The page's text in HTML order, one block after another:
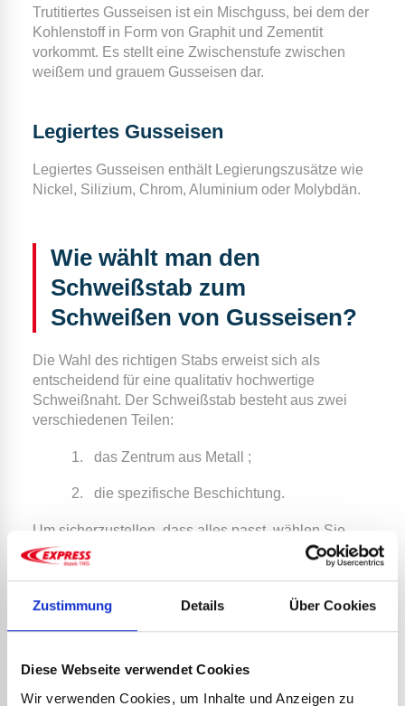
Zustimmung Details Über Cookies
Diese Webseite verwendet Cookies
Wir verwenden Cookies, um Inhalte und Anzeigen zu
Trutitiertes Gusseisen ist ein Mischguss, bei dem der
Kohlenstoff in Form von Graphit und Zementit
vorkommt. Es stellt eine Zwischenstufe zwischen
weißem und grauem Gusseisen dar.
Legiertes Gusseisen
Legiertes Gusseisen enthält Legierungszusätze wie
Nickel, Silizium, Chrom, Aluminium oder Molybdän.
Wie wählt man den
Schweißstab zum
Schweißen von Gusseisen?
Die Wahl des richtigen Stabs erweist sich als
entscheidend für eine qualitativ hochwertige
Schweißnaht. Der Schweißstab besteht aus zwei
verschiedenen Teilen:
1. das Zentrum aus Metall ;
2. die spezifische Beschichtung.
Um sicherzustellen, dass alles passt, wählen Sie
einen Stab, dessen Zentrum aus Gusseisen besteht.
Der Durchmesser des Stabs hängt davon ab, wie
dick das Gusseisen ist, das Sie bearbeiten. Bei einer
Dicke bevorzugen Sie einen Stab mit einem